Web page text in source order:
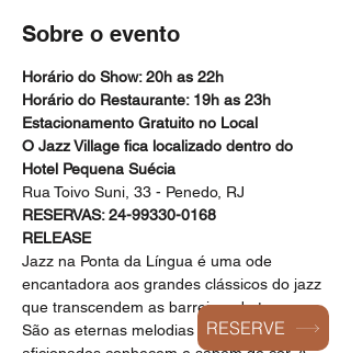
Sobre o evento
Horário do Show: 20h as 22h
Horário do Restaurante: 19h as 23h
Estacionamento Gratuito no Local
O Jazz Village fica localizado dentro do
Hotel Pequena Suécia
Rua Toivo Suni, 33 - Penedo, RJ
RESERVAS: 24-99330-0168
RELEASE
Jazz na Ponta da Língua é uma ode
encantadora aos grandes clássicos do jazz
que transcendem as barreiras do tempo.
São as eternas melodias que os
RESERVE